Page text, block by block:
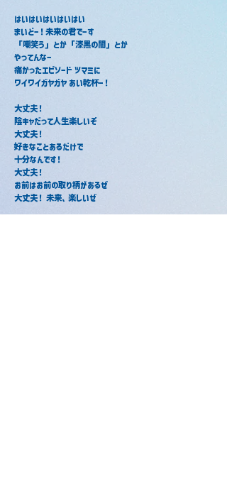
はいはいはいはいはい
まいどー！未来の君でーす
「嘲笑う」とか「漆黒の闇」とか
やってんなー
痛かったエピソード ツマミに
ワイワイガヤガヤ あい乾杯ー！
大丈夫！
陰キャだって人生楽しいぞ
大丈夫！
好きなことあるだけで
十分なんです！
大丈夫！
お前はお前の取り柄があるぜ
大丈夫！ 未来、楽しいぜ